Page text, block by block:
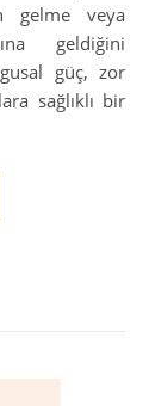
gelme veya
geldiğini
güç, zor
sağlıklı bir